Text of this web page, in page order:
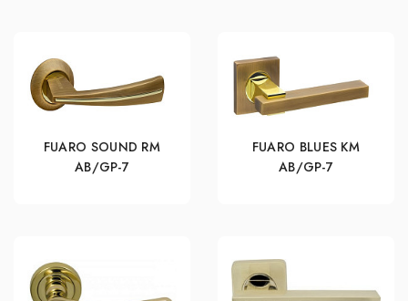
FUARO SOUND RM
AB/GP-7
FUARO BLUES KM
AB/GP-7